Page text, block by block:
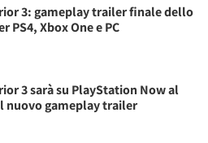
3: gameplay trailer finale dello
PS4, Xbox One e PC
3 sarà su PlayStation Now al
nuovo gameplay trailer